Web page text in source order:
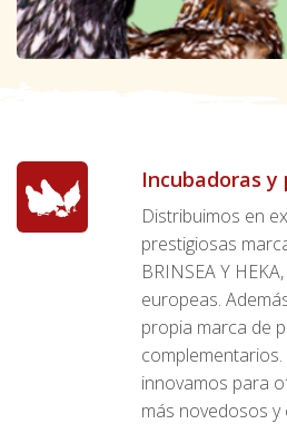
Incubadoras
Distribuimos en
prestigiosas
BRINSEA Y
europeas.
propia marca de
innovamos para
más novedosos y